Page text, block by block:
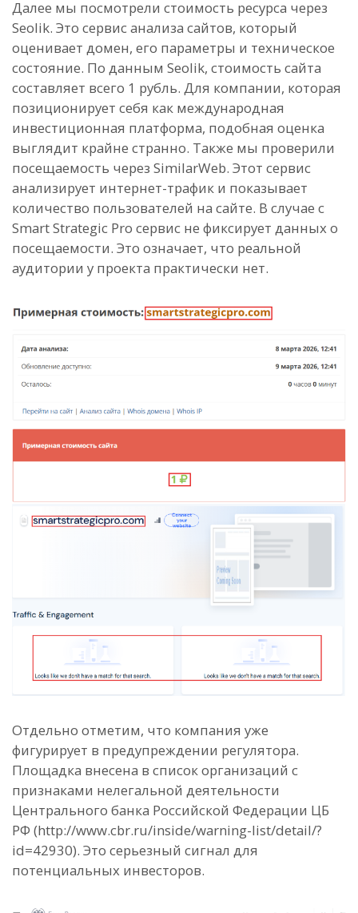
Далее мы посмотрели стоимость ресурса через
Seolik. Это сервис анализа сайтов, который
оценивает домен, его параметры и техническое
состояние. По данным Seolik, стоимость сайта
составляет всего 1 рубль. Для компании, которая
позиционирует себя как международная
инвестиционная платформа, подобная оценка
выглядит крайне странно. Также мы проверили
посещаемость через SimilarWeb. Этот сервис
анализирует интернет-трафик и показывает
количество пользователей на сайте. В случае с
Smart Strategic Pro сервис не фиксирует данных о
посещаемости. Это означает, что реальной
аудитории у проекта практически нет.
Отдельно отметим, что компания уже
фигурирует в предупреждении регулятора.
Площадка внесена в список организаций с
признаками нелегальной деятельности
Центрального банка Российской Федерации ЦБ
РФ (http://www.cbr.ru/inside/warning-list/detail/?
id=42930). Это серьезный сигнал для
потенциальных инвесторов.